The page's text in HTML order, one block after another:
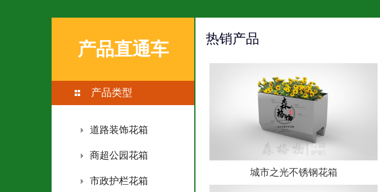
产品直通车
产品类型
道路装饰花箱
商超公园花箱
市政护栏花箱
热销产品
城市之光不锈钢花箱